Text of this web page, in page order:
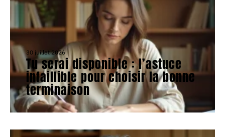
30 juillet 2026
Tu serai disponible : l’astuce
infaillible pour choisir la bonne
terminaison